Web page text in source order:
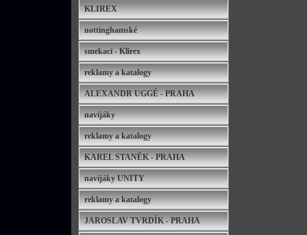
KLIREX
nottinghamské
smekací - Klirex
reklamy a katalogy
ALEXANDR UGGÉ - PRAHA
navijáky
reklamy a katalogy
KAREL STANĚK - PRAHA
navijáky UNITY
reklamy a katalogy
JAROSLAV TVRDÍK - PRAHA